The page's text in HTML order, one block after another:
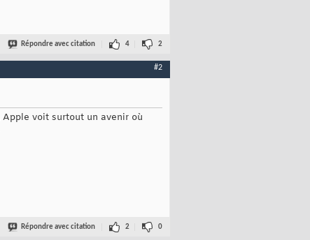
Répondre avec citation 4 2
#2
voit surtout un avenir où
Répondre avec citation 2 0